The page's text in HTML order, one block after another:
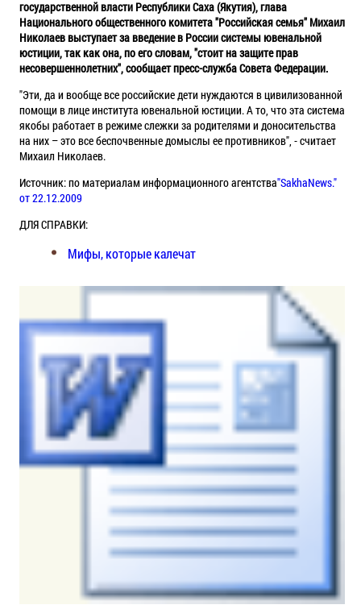
государственной власти Республики Саха (Якутия), глава
Национального общественного комитета "Российская семья" Михаил
Николаев выступает за введение в России системы ювенальной
юстиции, так как она, по его словам, "стоит на защите прав
несовершеннолетних", сообщает пресс-служба Совета Федерации.
"Эти, да и вообще все российские дети нуждаются в цивилизованной
помощи в лице института ювенальной юстиции. А то, что эта система
якобы работает в режиме слежки за родителями и доносительства
на них – это все беспочвенные домыслы ее противников", - считает
Михаил Николаев.
Источник: по материалам информационного агентства"SakhaNews."
от 22.12.2009
ДЛЯ СПРАВКИ:
Мифы, которые калечат